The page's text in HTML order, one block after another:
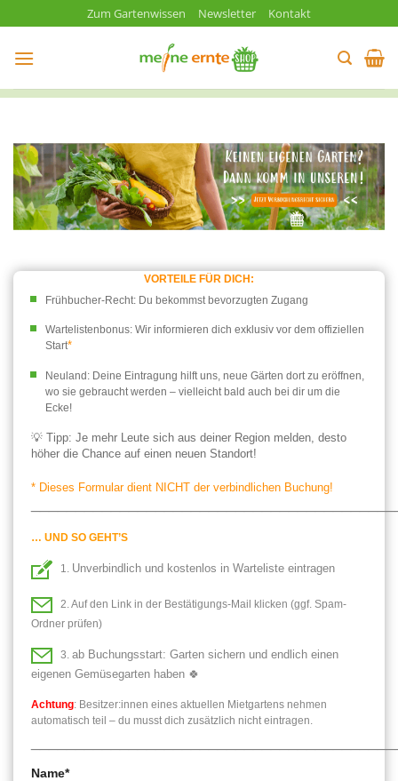
Inhalt
springen
Zum Gartenwissen Newsletter Kontakt
VORTEILE FÜR DICH:
Frühbucher-Recht: Du bekommst bevorzugten Zugang
Wartelistenbonus: Wir informieren dich exklusiv vor dem offiziellen
Start*
Neuland: Deine Eintragung hilft uns, neue Gärten dort zu eröffnen,
wo sie gebraucht werden – vielleicht bald auch bei dir um die
Ecke!
💡 Tipp: Je mehr Leute sich aus deiner Region melden, desto
höher die Chance auf einen neuen Standort!
* Dieses Formular dient NICHT der verbindlichen Buchung!
… UND SO GEHT’S
1. Unverbindlich und kostenlos in Warteliste eintragen
2. Auf den Link in der Bestätigungs-Mail klicken (ggf. Spam-
Ordner prüfen)
3. ab Buchungsstart: Garten sichern und endlich einen
eigenen Gemüsegarten haben 🍀
Achtung: Besitzer:innen eines aktuellen Mietgartens nehmen
automatisch teil – du musst dich zusätzlich nicht eintragen.
Name*